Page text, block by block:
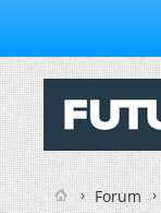
Forum